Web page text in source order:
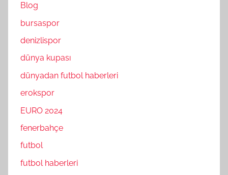
Blog
bursaspor
denizlispor
dünya kupası
dünyadan futbol haberleri
erokspor
EURO 2024
fenerbahçe
futbol
futbol haberleri